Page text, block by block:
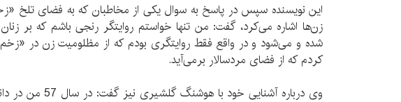
این نویسنده سپس در پاسخ به سوال یکی از مخاطبان که به فضای تلخ
زن‌ها اشاره می‌کرد، گفت: من تنها خواستم روایتگر رنجی باشم که بر
شده و می‌شود و در واقع فقط روایتگری بودم که از مظلومیت زن در
کردم که از فضای مردسالار برمی‌آید.
وی درباره آشنایی خود با